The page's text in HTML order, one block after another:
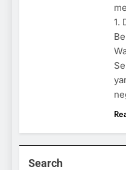
1.
Search